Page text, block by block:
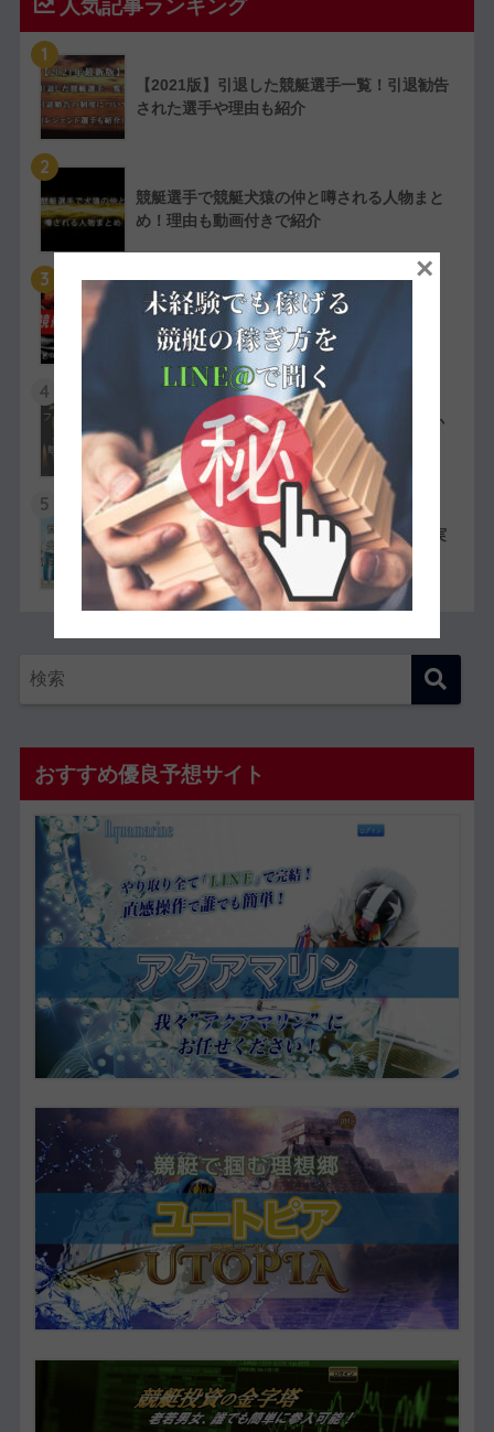
人気記事ランキング
1
【2021版】引退した競艇選手一覧！引退勧告
された選手や理由も紹介
2
競艇選手で競艇犬猿の仲と噂される人物まと
め！理由も動画付きで紹介
3
【実費で検証】競艇LINERの予想は凄かっ
た！特徴や評判・口コミを紹介
4
競艇選手の嫌われ者まとめ！ファン・選手か
ら嫌われている人物を紹介
5
競艇選手同士の夫婦11組一覧【夫婦対決が実
現したレースも紹介】
おすすめ優良予想サイト
×